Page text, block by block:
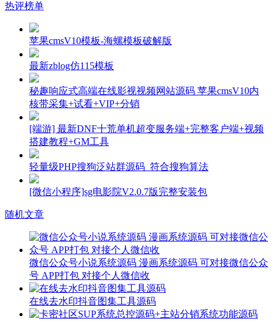
热评榜单
苹果cmsV10模板-海螺模板破解版
最新zblog仿115模板
秘趣响应式高端在线影视视频网站源码 苹果cmsV10内
核带采集+试看+VIP+分销
[端游] 最新DNF十荒单机超变服务端+完整客户端+视频
搭建教程+GM工具
轻量级PHP搜狗泛站群源码_符合搜狗算法
[微信小程序]sg电影院V2.0.7版完整安装包
随机文章
微信公众号小说系统源码 漫画系统源码 可对接微信公众
号 APP打包 对接个人微信收
在线去水印抖音图集工具源码